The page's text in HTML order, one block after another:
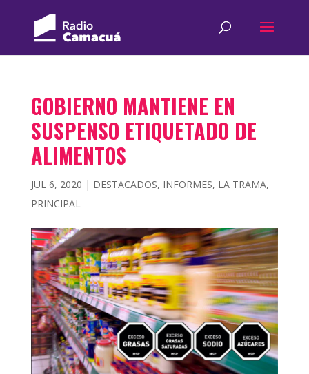
GOBIERNO MANTIENE EN
SUSPENSO ETIQUETADO DE
ALIMENTOS
JUL 6, 2020 | DESTACADOS, INFORMES, LA TRAMA,
PRINCIPAL